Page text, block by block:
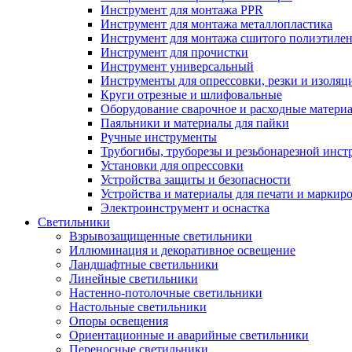
Инструмент для монтажа PPR
Инструмент для монтажа металлопластика
Инструмент для монтажа сшитого
Инструмент для прочистки
Инструмент универсальный
Инструменты для опрессовки, резки и
Круги отрезные и шлифовальные
Оборудование сварочное и расходные
Паяльники и материалы для пайки
Ручные инструменты
Трубогибы, труборезы и резьбонарезной
Установки для опрессовки
Устройства защиты и безопасности
Устройства и материалы для печати и
Электроинструмент и оснастка
Светильники
Взрывозащищенные светильники
Иллюминация и декоративное освещение
Ландшафтные светильники
Линейные светильники
Настенно-потолочные светильники
Настольные светильники
Опоры освещения
Ориентационные и аварийные светильники
Переносные светильники